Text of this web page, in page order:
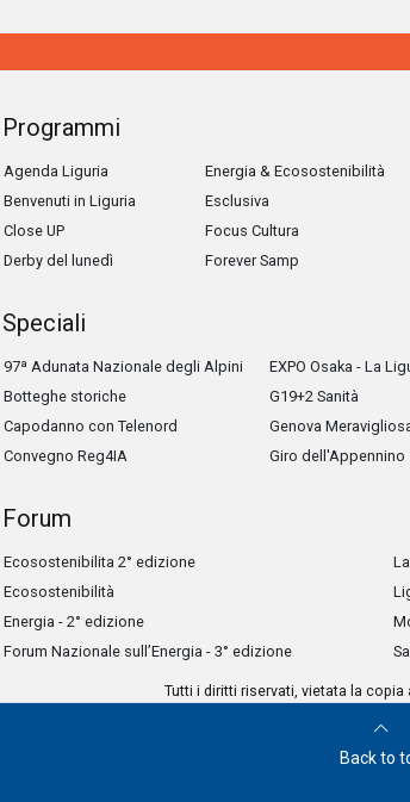
Programmi
Agenda Liguria
Benvenuti in Liguria
Close UP
Derby del lunedì
Energia & Ecosostenibilità
Esclusiva
Focus Cultura
Forever Samp
Speciali
97ª Adunata Nazionale degli Alpini
Botteghe storiche
Capodanno con Telenord
Convegno Reg4IA
EXPO Osaka - La
G19+2 Sanità
Genova
Giro dell'Appennino
Forum
Ecosostenibilita 2° edizione
Ecosostenibilità
Energia - 2° edizione
Forum Nazionale sull’Energia - 3° edizione
Tutti i diritti riservati, vietata la
Back to